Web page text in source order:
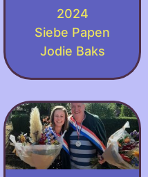
2024
Siebe Papen
Jodie Baks